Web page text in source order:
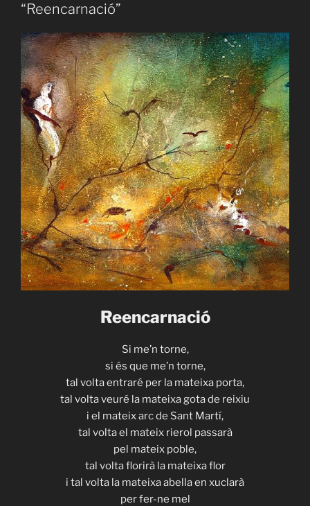
ulls
són
les
portes
de
la
ment”»
“Reencarnació”
Reencarnació
Si me’n torne,
si és que me’n torne,
tal volta entraré per la mateixa porta,
tal volta veuré la mateixa gota de reixiu
i el mateix arc de Sant Martí,
tal volta el mateix rierol passarà
pel mateix poble,
tal volta florirà la mateixa flor
i tal volta la mateixa abella en xuclarà
per fer-ne mel